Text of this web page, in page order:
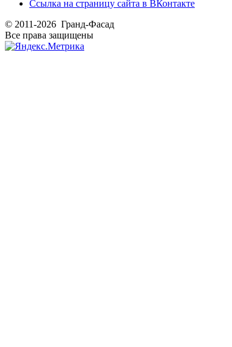
Ссылка на страницу сайта в ВКонтакте
© 2011-2026 Гранд-Фасад
Все права защищены